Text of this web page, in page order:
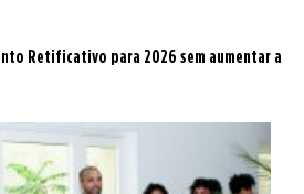
Retificativo para 2026 sem aumentar a